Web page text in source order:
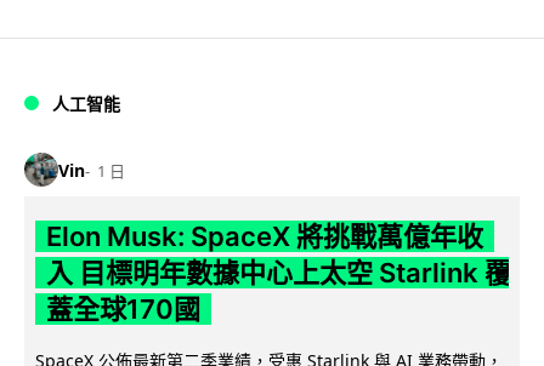
人工智能
Vin 1 日
Elon Musk: SpaceX 將挑戰萬億年收
入 目標明年數據中心上太空 Starlink 覆
蓋全球170國
SpaceX 公佈最新第二季業績，受惠 Starlink 與 AI 業務帶動，